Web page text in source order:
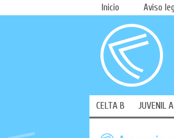
Inicio Aviso
CELTA B JUVENIL A